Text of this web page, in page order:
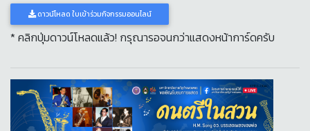
ดาวน์โหลด ใบเข้าร่วมกิจกรรมออนไลน์
* คลิกปุ่มดาวน์โหลดแล้ว! กรุณารอจนกว่าแสดงหน้าการ์ดครับ